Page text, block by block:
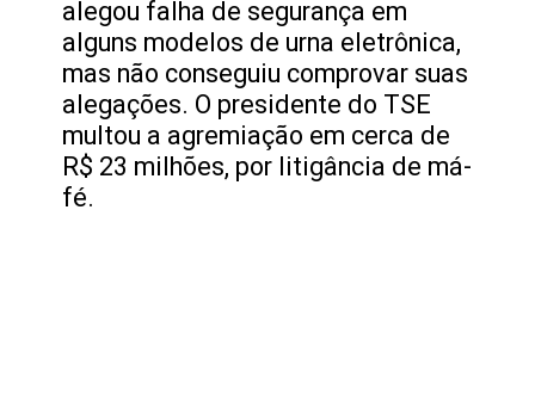
alegou falha de segurança em
alguns modelos de urna eletrônica,
mas não conseguiu comprovar suas
alegações. O presidente do TSE
multou a agremiação em cerca de
R$ 23 milhões, por litigância de má-
fé.